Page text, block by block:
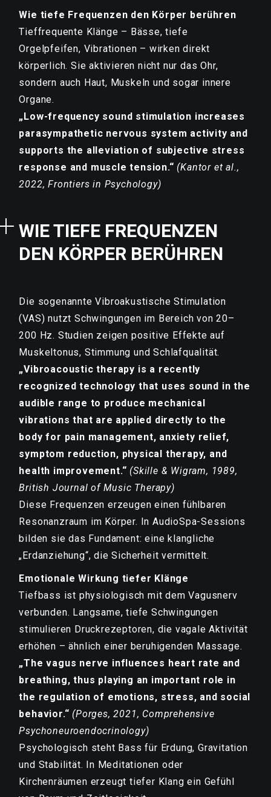
Wie tiefe Frequenzen den Körper berühren
Tieffrequente Klänge – Bässe, tiefe
Orgelpfeifen, Vibrationen – wirken direkt
körperlich. Sie aktivieren nicht nur das Ohr,
sondern auch Haut, Muskeln und sogar innere
Organe.
„Low-frequency sound stimulation increases
parasympathetic nervous system activity and
supports the alleviation of subjective stress
response and muscle tension.“ (Kantor et al.,
2022, Frontiers in Psychology)
WIE TIEFE FREQUENZEN
DEN KÖRPER BERÜHREN
Die sogenannte Vibroakustische Stimulation
(VAS) nutzt Schwingungen im Bereich von 20–
200 Hz. Studien zeigen positive Effekte auf
Muskeltonus, Stimmung und Schlafqualität.
„Vibroacoustic therapy is a recently
recognized technology that uses sound in the
audible range to produce mechanical
vibrations that are applied directly to the
body for pain management, anxiety relief,
symptom reduction, physical therapy, and
health improvement.“ (Skille & Wigram, 1989,
British Journal of Music Therapy)
Diese Frequenzen erzeugen einen fühlbaren
Resonanzraum im Körper. In AudioSpa-Sessions
bilden sie das Fundament: eine klangliche
„Erdanziehung“, die Sicherheit vermittelt.
Emotionale Wirkung tiefer Klänge
Tiefbass ist physiologisch mit dem Vagusnerv
verbunden. Langsame, tiefe Schwingungen
stimulieren Druckrezeptoren, die vagale Aktivität
erhöhen – ähnlich einer beruhigenden Massage.
„The vagus nerve influences heart rate and
breathing, thus playing an important role in
the regulation of emotions, stress, and social
behavior.“ (Porges, 2021, Comprehensive
Psychoneuroendocrinology)
Psychologisch steht Bass für Erdung, Gravitation
und Stabilität. In Meditationen oder
Kirchenräumen erzeugt tiefer Klang ein Gefühl